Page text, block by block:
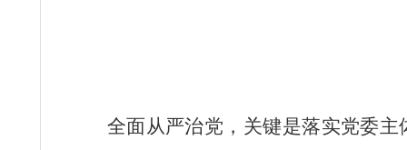
全面从严治党，关键是落实党委